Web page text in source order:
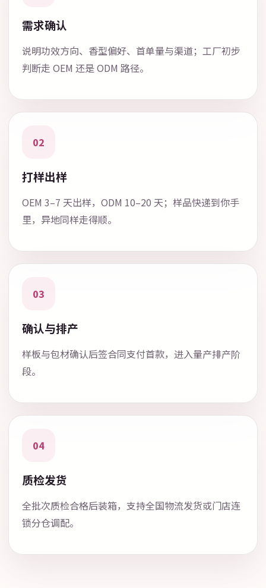
需求确认
说明功效方向、香型偏好、首单量与渠道；工厂初步
判断走 OEM 还是 ODM 路径。
02
打样出样
OEM 3–7 天出样，ODM 10–20 天；样品快递到你手
里，异地同样走得顺。
03
确认与排产
样板与包材确认后签合同支付首款，进入量产排产阶
段。
04
质检发货
全批次质检合格后装箱，支持全国物流发货或门店连
锁分仓调配。